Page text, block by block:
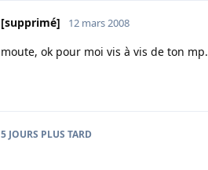
[supprimé] 12 mars 2008
moute, ok pour moi vis à vis de ton mp.
5 JOURS PLUS TARD